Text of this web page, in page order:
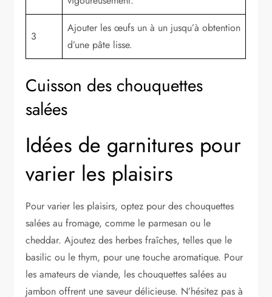
3
Ajouter les œufs un à un jusqu’à obtention
d’une pâte lisse.
Cuisson des chouquettes
salées
Idées de garnitures pour
varier les plaisirs
Pour varier les plaisirs, optez pour des chouquettes
salées au fromage, comme le parmesan ou le
cheddar. Ajoutez des herbes fraîches, telles que le
basilic ou le thym, pour une touche aromatique. Pour
les amateurs de viande, les chouquettes salées au
jambon offrent une saveur délicieuse. N’hésitez pas à